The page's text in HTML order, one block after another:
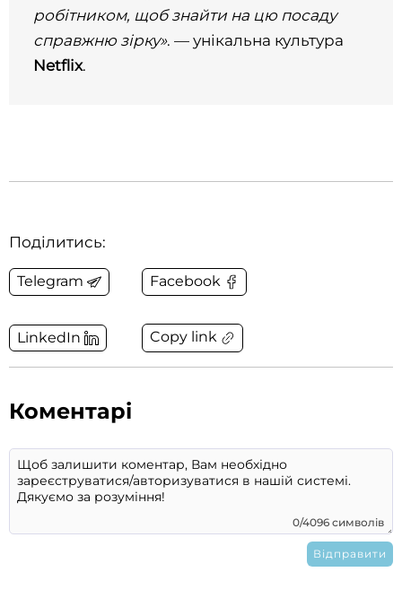
робітником, щоб знайти на цю посаду
справжню зірку». ― унікальна культура
Netflix.
Поділитись:
Telegram Facebook
LinkedIn Copy link
Коментарі
0/4096 символів